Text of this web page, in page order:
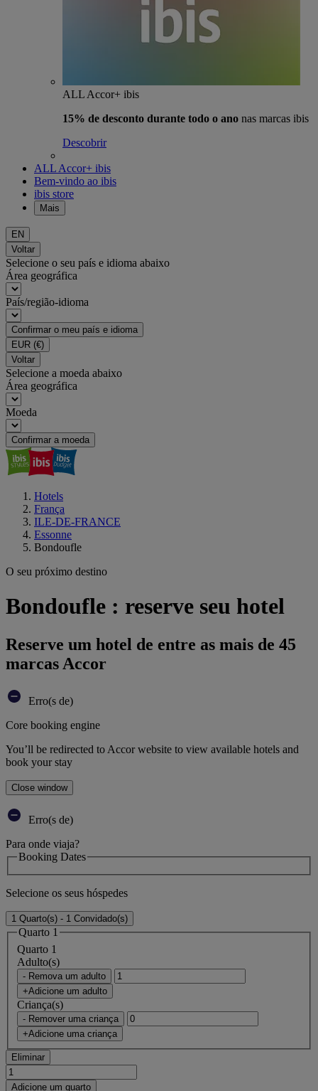
ALL Accor+ ibis
15% de desconto durante todo o ano nas marcas ibis
Descobrir
ALL Accor+ ibis
Bem-vindo ao ibis
ibis store
Mais
EN
Voltar
Selecione o seu país e idioma abaixo
Área geográfica
País/região-idioma
Confirmar o meu país e idioma
EUR (€)
Voltar
Selecione a moeda abaixo
Área geográfica
Moeda
Confirmar a moeda
Hotels
França
ILE-DE-FRANCE
Essonne
Bondoufle
O seu próximo destino
Bondoufle : reserve seu hotel
Reserve um hotel de entre as mais de 45
marcas Accor
Erro(s de)
Core booking engine
You’ll be redirected to Accor website to view available hotels and
book your stay
Close window
Erro(s de)
Para onde viaja?
Booking Dates
Selecione os seus hóspedes
1 Quarto(s) - 1 Convidado(s)
Quarto 1
Quarto 1
Adulto(s)
- Remova um adulto
+Adicione um adulto
Criança(s)
- Remover uma criança
+Adicione uma criança
Eliminar
Adicione um quarto